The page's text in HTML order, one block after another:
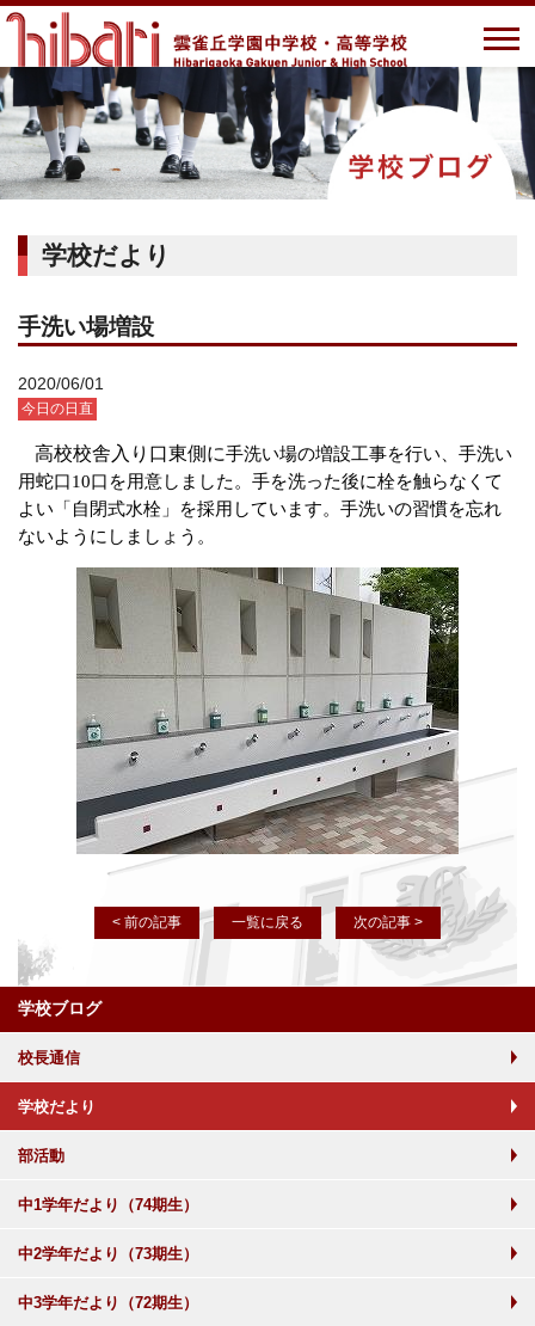
学校だより
手洗い場増設
2020/06/01
今日の日直
高校校舎入り口東側に手洗い場の増設工事を行い、 手洗い
用蛇口10口を用意しました。 手を洗った後に栓を触らなくて
よい「自閉式水栓」を採用しています。手洗いの習慣を忘れ
ないようにしましょう。
< 前の記事 一覧に戻る 次の記事 >
学校ブログ
校長通信
学校だより
部活動
中1学年だより（74期生）
中2学年だより（73期生）
中3学年だより（72期生）